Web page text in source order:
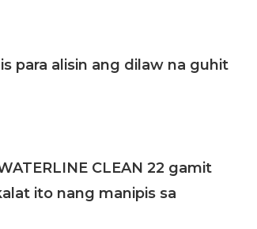
para alisin ang dilaw na guhit
CLEAN 22 gamit
ito nang manipis sa